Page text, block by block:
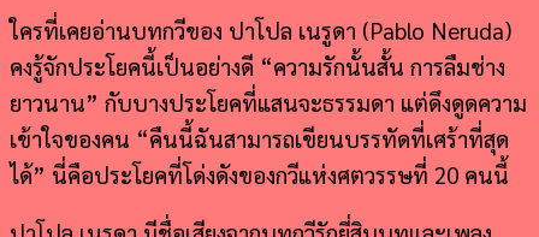
ใครที่เคยอ่านบทกวีของ ปาโปล เนรูดา (Pablo Neruda)
คงรู้จักประโยคนี้เป็นอย่างดี “ความรักนั้นสั้น การลืมช่าง
ยาวนาน” กับบางประโยคที่แสนจะธรรมดา แต่ดึงดูดความ
เข้าใจของคน “คืนนี้ฉันสามารถเขียนบรรทัดที่เศร้าที่สุด
ได้” นี่คือประโยคที่โด่งดังของกวีแห่งศตวรรษที่ 20 คนนี้